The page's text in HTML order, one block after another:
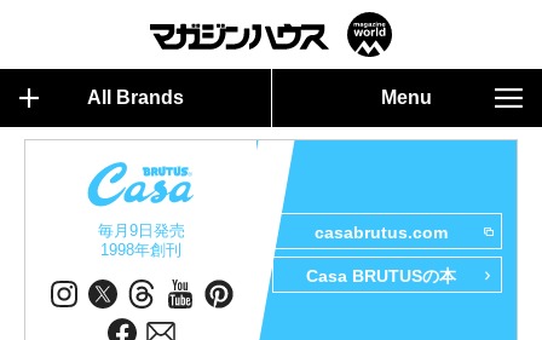
All Brands Menu
毎月9日発売
1998年創刊
casabrutus.com
Casa BRUTUSの本